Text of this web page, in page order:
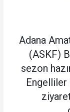
Adana
(ASKF)
sezon
Engelliler